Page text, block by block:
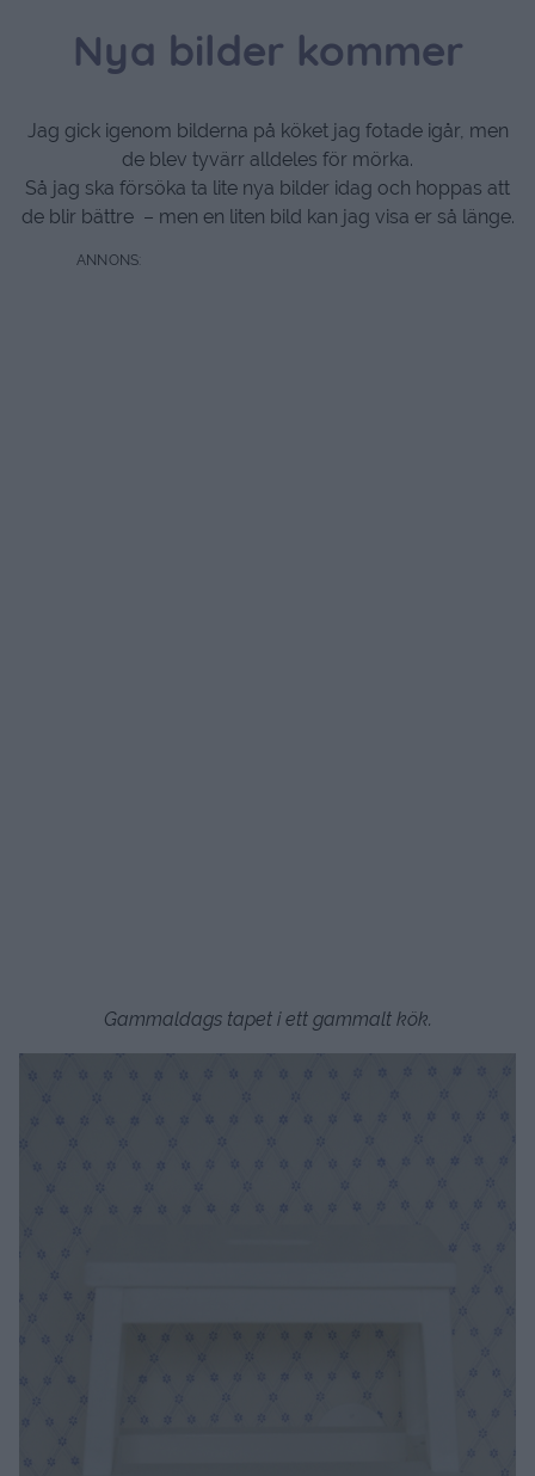
Nya bilder kommer
Jag gick igenom bilderna på köket jag fotade igår, men
de blev tyvärr alldeles för mörka.
Så jag ska försöka ta lite nya bilder idag och hoppas att
de blir bättre – men en liten bild kan jag visa er så länge.
Gammaldags tapet i ett gammalt kök.